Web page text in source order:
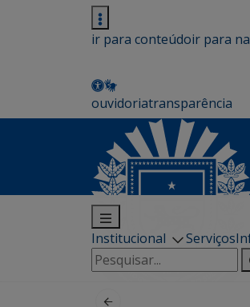
ir para conteúdoir para
ouvidoriatransparência
Institucional Serviços
Pesquisar
por: